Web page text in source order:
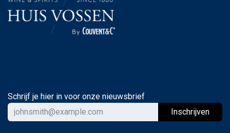
Schrijf je hier in voor onze nieuwsbrief
Inschrijven